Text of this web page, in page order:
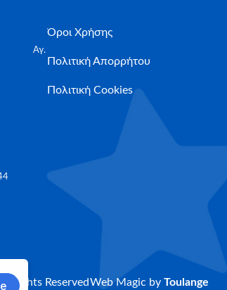
Αγ.
Όροι Χρήσης
Πολιτική Απορρήτου
Πολιτική Cookies
Rights ReservedWeb Magic by Toulange